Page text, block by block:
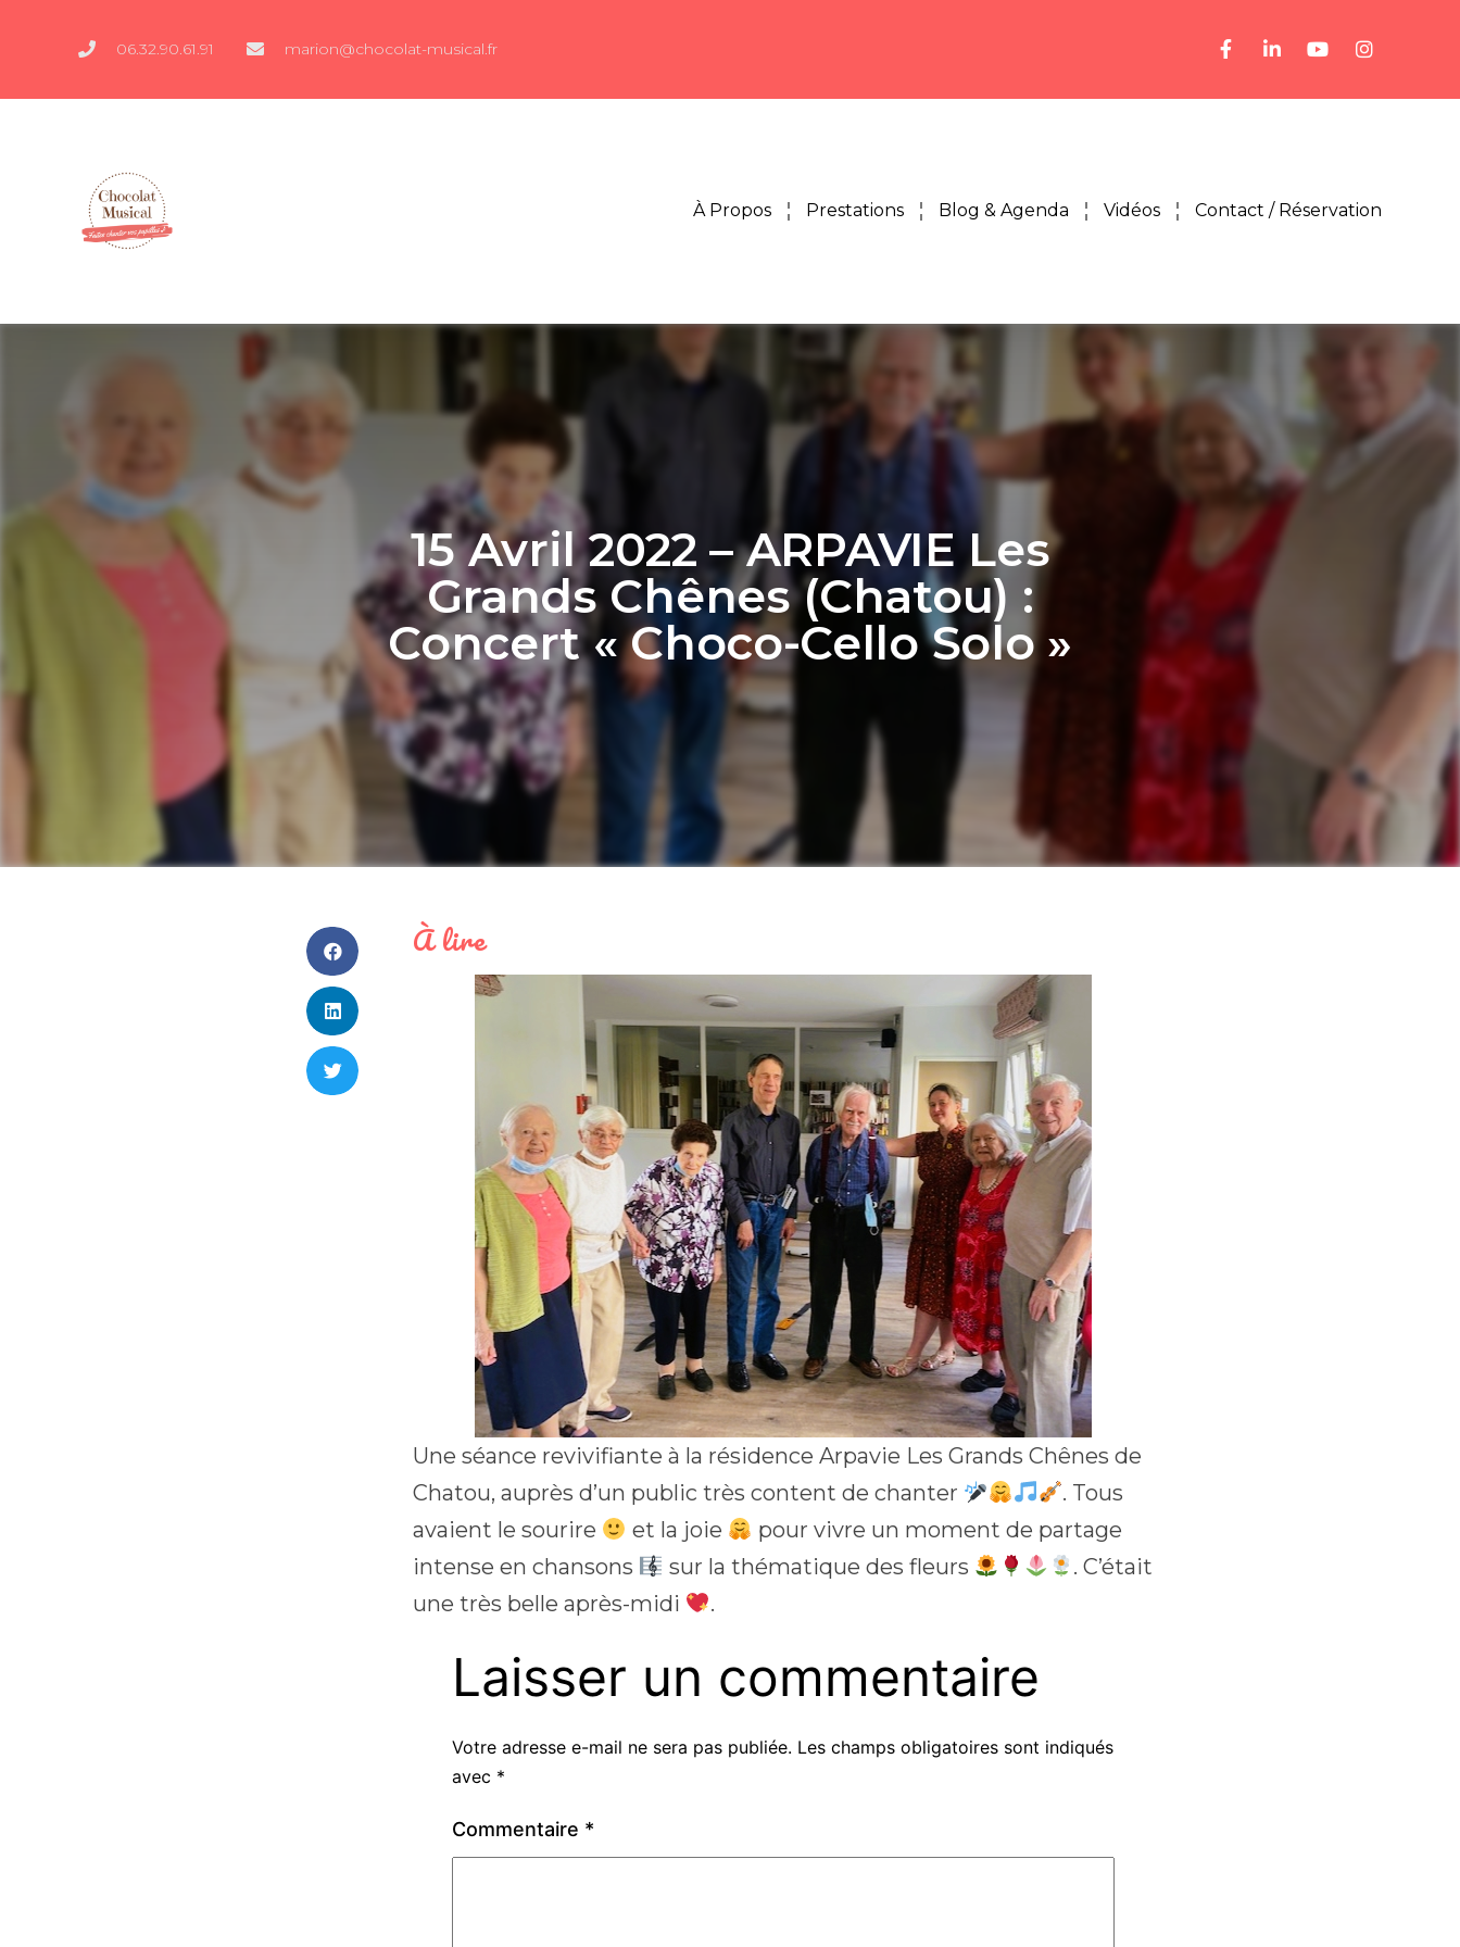
06.32.90.61.91 marion@chocolat-musical.fr
À Propos Prestations Blog & Agenda Vidéos Contact / Réservation
15 Avril 2022 – ARPAVIE Les
Grands Chênes (Chatou) :
Concert « Choco-Cello Solo »
À lire
Une séance revivifiante à la résidence Arpavie Les Grands Chênes de
Chatou, auprès d’un public très content de chanter
. Tous
avaient le sourire
et la joie
pour vivre un moment de partage
intense en chansons
sur la thématique des fleurs
. C’était
une très belle après-midi
.
Laisser un commentaire
Votre adresse e-mail ne sera pas publiée. Les champs obligatoires sont indiqués
avec *
Commentaire *